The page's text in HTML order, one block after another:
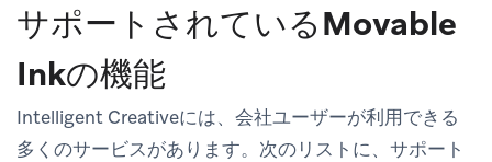
サポートされているMovable
Inkの機能
Intelligent Creativeには、会社ユーザーが利用できる
多くのサービスがあります。次のリストに、サポート